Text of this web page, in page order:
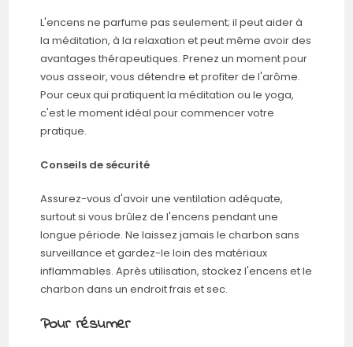
L'encens ne parfume pas seulement; il peut aider à
la méditation, à la relaxation et peut même avoir des
avantages thérapeutiques. Prenez un moment pour
vous asseoir, vous détendre et profiter de l'arôme.
Pour ceux qui pratiquent la méditation ou le yoga,
c'est le moment idéal pour commencer votre
pratique.
Conseils de sécurité
Assurez-vous d'avoir une ventilation adéquate,
surtout si vous brûlez de l'encens pendant une
longue période. Ne laissez jamais le charbon sans
surveillance et gardez-le loin des matériaux
inflammables. Après utilisation, stockez l'encens et le
charbon dans un endroit frais et sec.
Pour résumer